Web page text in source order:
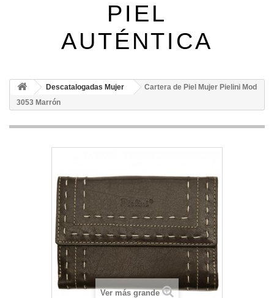
PIEL
AUTÉNTICA
Descatalogadas Mujer
Cartera de Piel Mujer Pielini Mod
3053 Marrón
Ver más grande